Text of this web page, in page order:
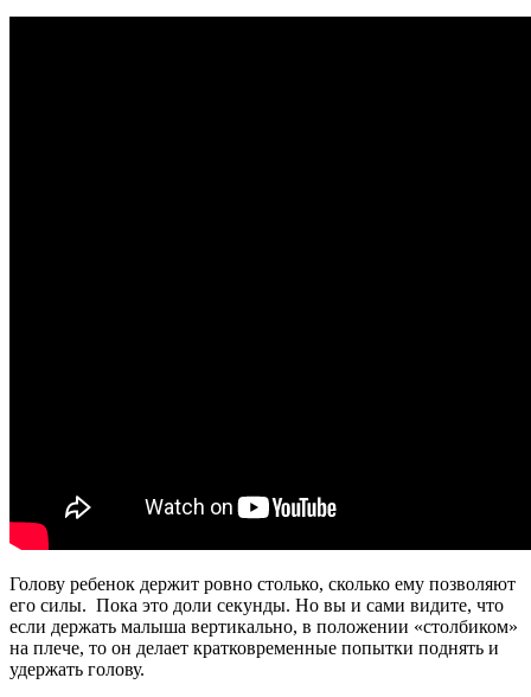
Голову ребенок держит ровно столько, сколько ему позволяют
его силы. Пока это доли секунды. Но вы и сами видите, что
если держать малыша вертикально, в положении «столбиком»
на плече, то он делает кратковременные попытки поднять и
удержать голову.